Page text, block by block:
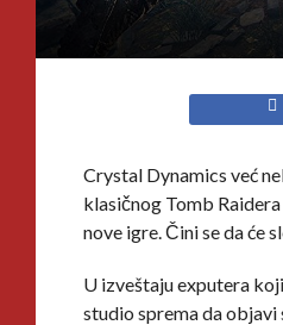
Crystal Dynamics već
klasičnog Tomb
nove igre. Čini se da će
U izveštaju exputera
studio sprema da objavi